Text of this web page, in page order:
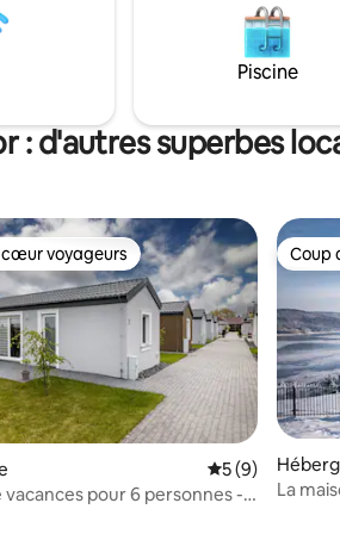
: plus près du paradis, plus
la rive
du soleil.
Piscine
: d'autres superbes
sur la base de 29 commentaires : 5 sur 5
voyageurs
voyageurs
Évaluation
5 (9)
vacances pour 6 personnes -
Coup
Coup
La